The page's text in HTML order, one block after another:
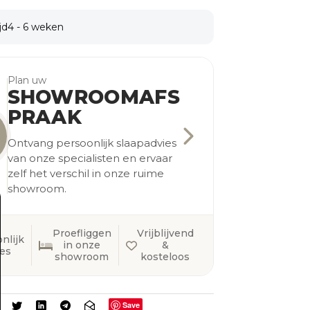
4 - 6 weken
Plan uw
SHOWROOMAFS
PRAAK
Ontvang persoonlijk slaapadvies
van onze specialisten en ervaar
zelf het verschil in onze ruime
showroom.
Proefliggen
in onze
showroom
Vrijblijvend
&
kosteloos
Save